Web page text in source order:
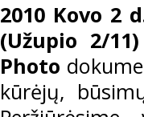
2010 Kovo 2
(Užupio 2/11)
Photo
kūrėjų,